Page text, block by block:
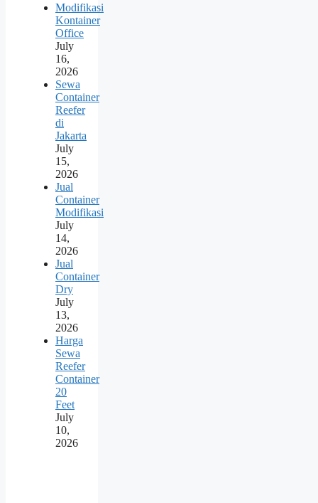
Modifikasi
Kontainer
Office
July
16,
2026
Sewa
Container
Reefer
di
Jakarta
July
15,
2026
Jual
Container
Modifikasi
July
14,
2026
Jual
Container
Dry
July
13,
2026
Harga
Sewa
Reefer
Container
20
Feet
July
10,
2026